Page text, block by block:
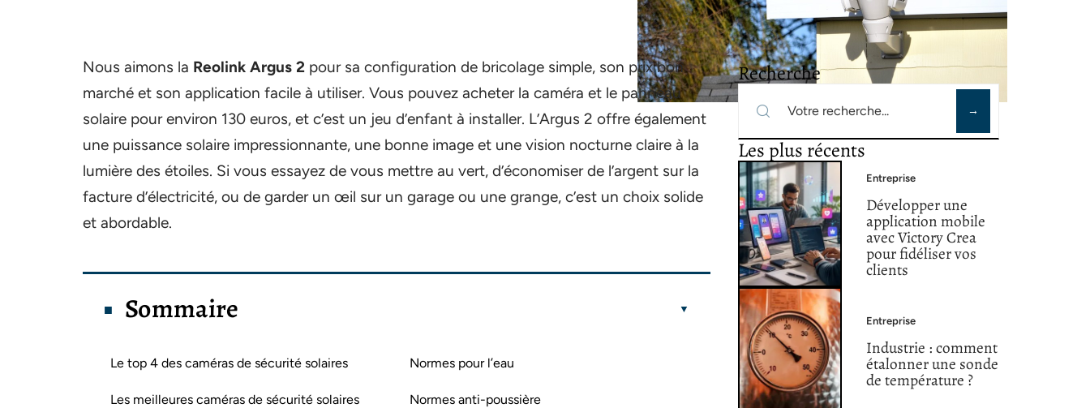
Nous aimons la Reolink Argus 2 pour sa configuration de bricolage simple, son prix bon
marché et son application facile à utiliser. Vous pouvez acheter la caméra et le panneau
solaire pour environ 130 euros, et c’est un jeu d’enfant à installer. L’Argus 2 offre également
une puissance solaire impressionnante, une bonne image et une vision nocturne claire à la
lumière des étoiles. Si vous essayez de vous mettre au vert, d’économiser de l’argent sur la
facture d’électricité, ou de garder un œil sur un garage ou une grange, c’est un choix solide
et abordable.
Sommaire
Le top 4 des caméras de sécurité solaires
Les meilleures caméras de sécurité solaires
Normes pour l’eau
Normes anti-poussière
Recherche
Les plus récents
Entreprise
Développer une
application mobile
avec Victory Crea
pour fidéliser vos
clients
Entreprise
Industrie : comment
étalonner une sonde
de température ?